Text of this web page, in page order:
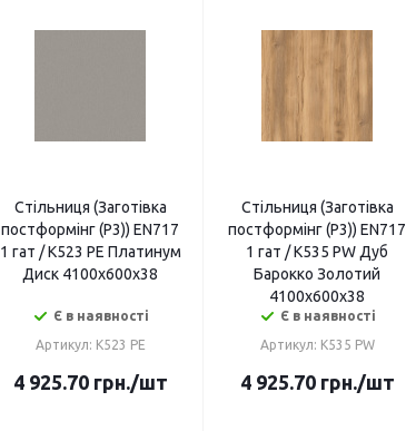
Стільниця (Заготівка
постформінг (P3)) EN717
1 гат / K523 PE Платинум
Диск 4100х600х38
Є в наявності
Артикул: K523 PE
4 925.70грн./шт
Стільниця (Заготівка
постформінг (P3)) EN717
1 гат / K535 PW Дуб
Барокко Золотий
4100х600х38
Є в наявності
Артикул: K535 PW
4 925.70грн./шт